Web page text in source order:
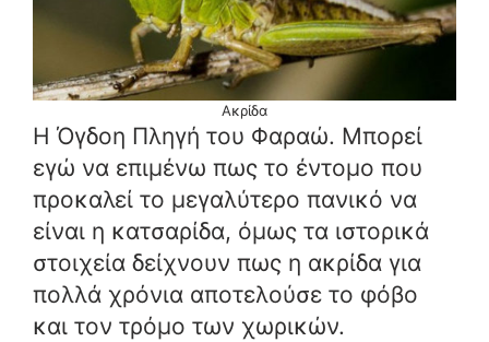
Ακρίδα
Η Όγδοη Πληγή του Φαραώ. Μπορεί
εγώ να επιμένω πως το έντομο που
προκαλεί το μεγαλύτερο πανικό να
είναι η κατσαρίδα, όμως τα ιστορικά
στοιχεία δείχνουν πως η ακρίδα για
πολλά χρόνια αποτελούσε το φόβο
και τον τρόμο των χωρικών.